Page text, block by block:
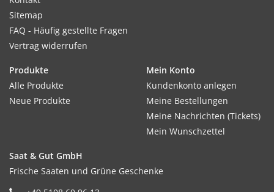
Sitemap
FAQ - Häufig gestellte Fragen
Vertrag widerrufen
Produkte
Alle Produkte
Neue Produkte
Mein Konto
Kundenkonto anlegen
Meine Bestellungen
Meine Nachrichten (Tickets)
Mein Wunschzettel
Saat & Gut GmbH
Frische Saaten und Grüne Geschenke